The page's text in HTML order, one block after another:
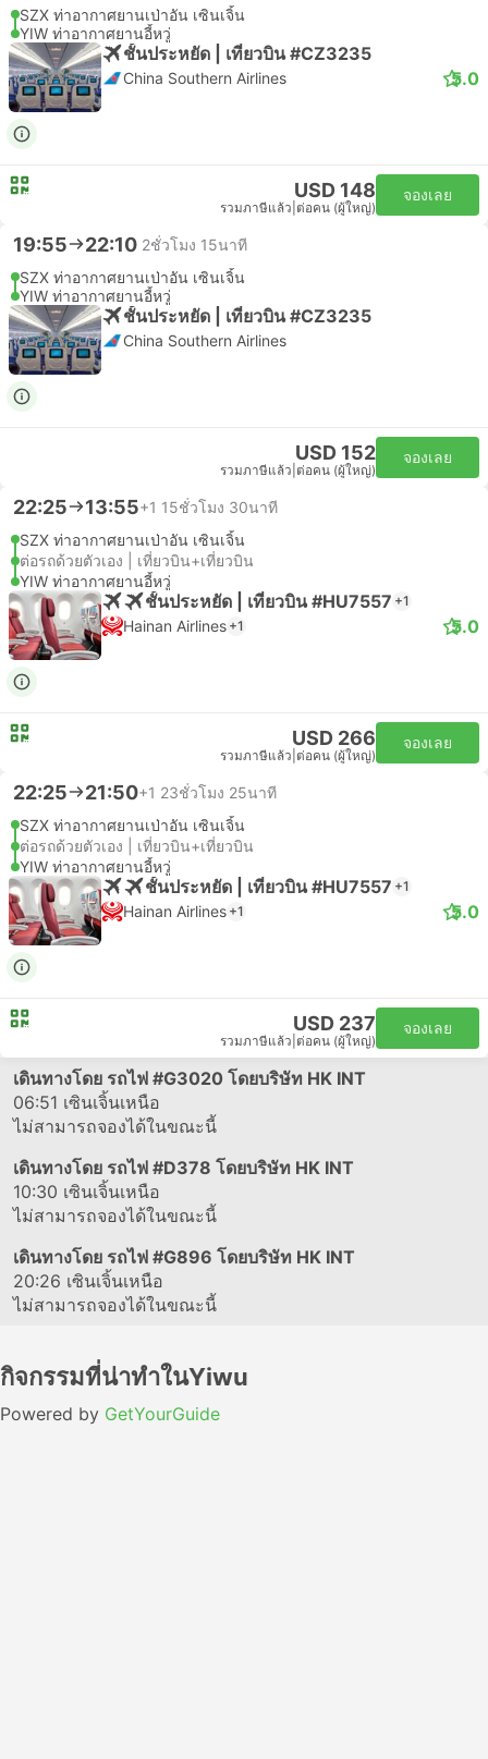
SZX ท่าอากาศยานเป่าอัน เซินเจิ้น
YIW ท่าอากาศยานอี้หวู่
ชั้นประหยัด | เที่ยวบิน #CZ3235
China Southern Airlines 5.0
USD 148
รวมภาษีแล้ว ต่อคน (ผู้ใหญ่)
จองเลย
19:55 22:10 2ชั่วโมง 15นาที
SZX ท่าอากาศยานเป่าอัน เซินเจิ้น
YIW ท่าอากาศยานอี้หวู่
ชั้นประหยัด | เที่ยวบิน #CZ3235
China Southern Airlines
USD 152
รวมภาษีแล้ว ต่อคน (ผู้ใหญ่)
จองเลย
22:25 13:55+1 15ชั่วโมง 30นาที
SZX ท่าอากาศยานเป่าอัน เซินเจิ้น
ต่อรถด้วยตัวเอง | เที่ยวบิน+เที่ยวบิน
YIW ท่าอากาศยานอี้หวู่
ชั้นประหยัด | เที่ยวบิน #HU7557 +1
Hainan Airlines +1 5.0
USD 266
รวมภาษีแล้ว ต่อคน (ผู้ใหญ่)
จองเลย
22:25 21:50+1 23ชั่วโมง 25นาที
SZX ท่าอากาศยานเป่าอัน เซินเจิ้น
ต่อรถด้วยตัวเอง | เที่ยวบิน+เที่ยวบิน
YIW ท่าอากาศยานอี้หวู่
ชั้นประหยัด | เที่ยวบิน #HU7557 +1
Hainan Airlines +1 5.0
USD 237
รวมภาษีแล้ว ต่อคน (ผู้ใหญ่)
จองเลย
เดินทางโดย รถไฟ #G3020 โดยบริษัท HK INT
06:51 เซินเจิ้นเหนือ
ไม่สามารถจองได้ในขณะนี้
เดินทางโดย รถไฟ #D378 โดยบริษัท HK INT
10:30 เซินเจิ้นเหนือ
ไม่สามารถจองได้ในขณะนี้
เดินทางโดย รถไฟ #G896 โดยบริษัท HK INT
20:26 เซินเจิ้นเหนือ
ไม่สามารถจองได้ในขณะนี้
กิจกรรมที่น่าทำในYiwu
Powered by GetYourGuide